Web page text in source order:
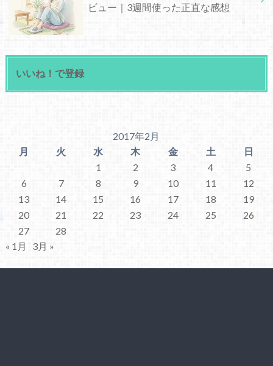
ビュー｜3週間使った正直な感想
いいね！で登録
2017年2月
月
火 水 木 金 土
日
1
2 3 4
5
6
7 8 9 10 11
12
13
14 15 16 17 18
19
20
21 22 23 24 25
26
27
28
« 1月
3月 »